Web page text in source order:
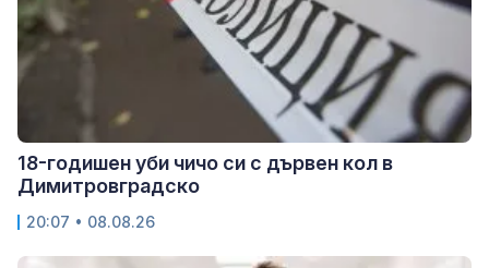
18-годишен уби чичо си с дървен кол в
Димитровградско
20:07 • 08.08.26